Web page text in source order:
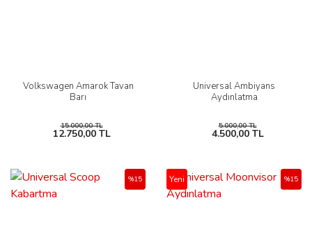
Volkswagen Amarok Tavan
Barı
15.000,00 TL
12.750,00 TL
Universal Ambiyans
Aydınlatma
5.000,00 TL
4.500,00 TL
%15 Yeni %15